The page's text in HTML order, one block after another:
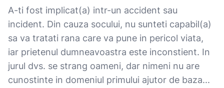
A-ti fost implicat(a) intr-un accident sau
incident. Din cauza socului, nu sunteti capabil(a)
sa va tratati rana care va pune in pericol viata,
iar prietenul dumneavoastra este inconstient. In
jurul dvs. se strang oameni, dar nimeni nu are
cunostinte in domeniul primului ajutor de baza...